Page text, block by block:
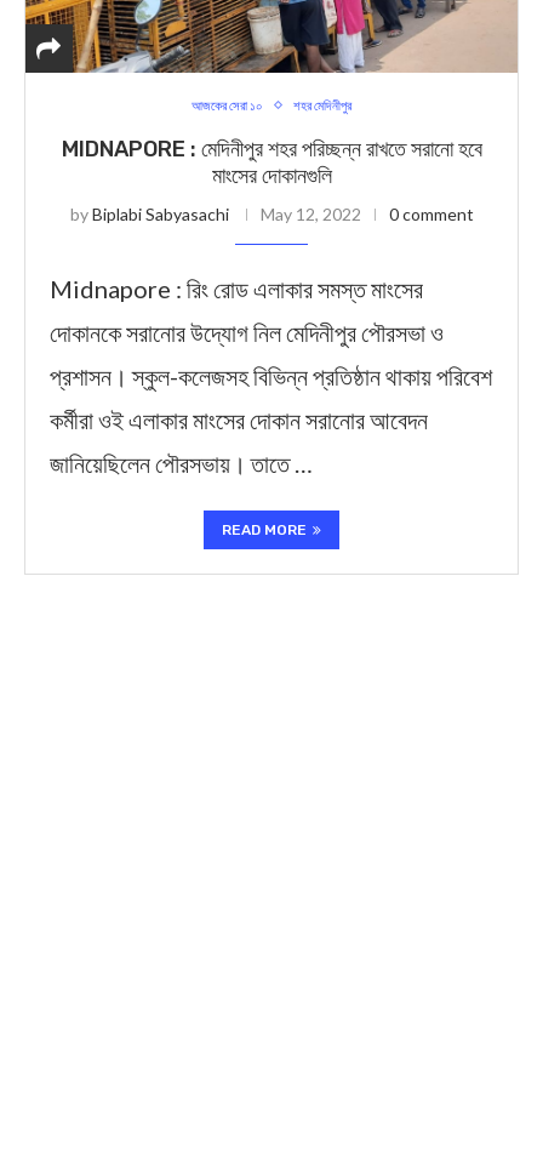
আজকের সেরা ১০ শহর মেদিনীপুর
MIDNAPORE : মেদিনীপুর শহর পরিচ্ছন্ন রাখতে সরানো হবে
মাংসের দোকানগুলি
byBiplabi Sabyasachi May 12, 2022 0 comment
Midnapore : রিং রোড এলাকার সমস্ত মাংসের
দোকানকে সরানোর উদ্যোগ নিল মেদিনীপুর পৌরসভা ও
প্রশাসন। স্কুল-কলেজসহ বিভিন্ন প্রতিষ্ঠান থাকায় পরিবেশ
কর্মীরা ওই এলাকার মাংসের দোকান সরানোর আবেদন
জানিয়েছিলেন পৌরসভায়। তাতে …
READ MORE